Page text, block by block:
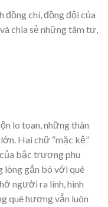
đồng chí, đồng đội của
chia sẻ những tâm tư,
lo toan, những thân
Hai chữ “mặc kệ”
bậc trượng phu
lòng gắn bó với quê
người ra lính, hình
quê hương vẫn luôn